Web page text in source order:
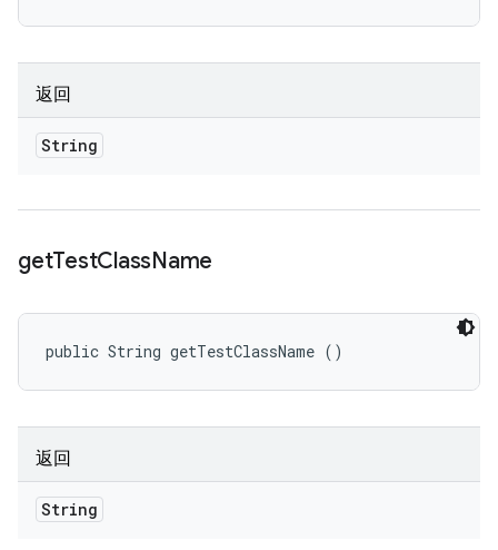
返回
String
getTestClassName
public String getTestClassName ()
返回
String